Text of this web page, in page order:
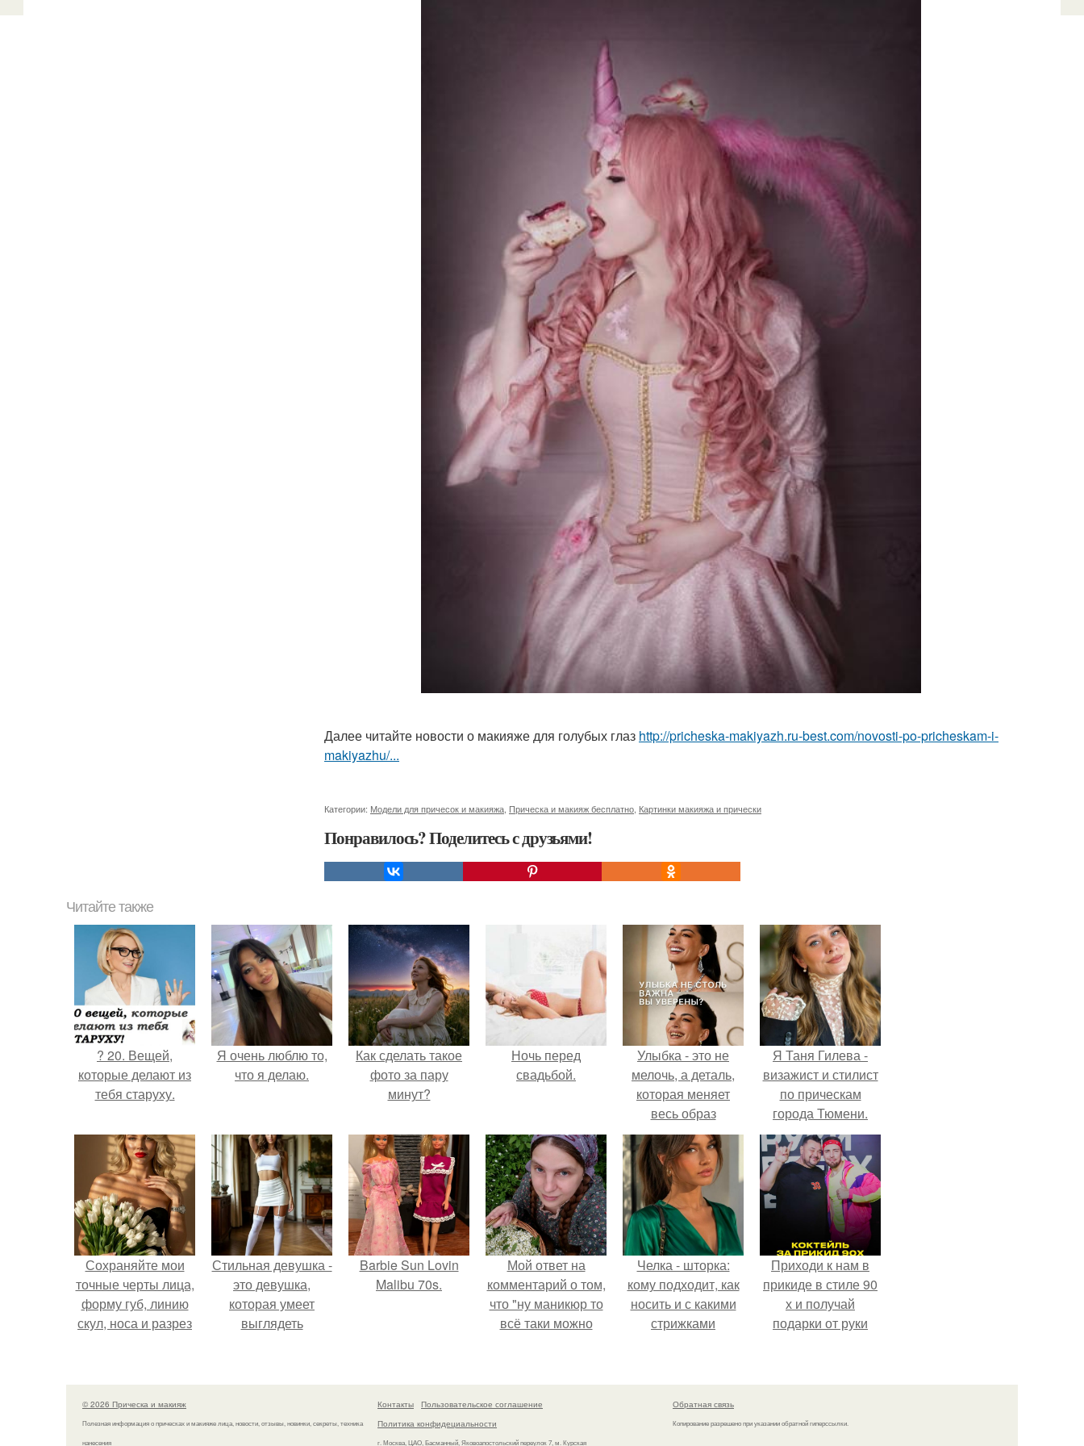
Далее читайте новости о макияже для голубых глаз http://pricheska-makiyazh.ru-best.com/novosti-po-pricheskam-i-
makiyazhu/...
Категории: Модели для причесок и макияжа Прическа и макияж бесплатно Картинки макияжа и прически
Понравилось? Поделитесь с друзьями!
Читайте также
? 20. Вещей,
которые делают из
тебя старуху.
Я очень люблю то,
что я делаю.
Как сделать такое
фото за пару
минут?
Ночь перед
свадьбой.
Улыбка - это не
мелочь, а деталь,
которая меняет
весь образ
человека.
Я Таня Гилева -
визажист и стилист
по прическам
города Тюмени.
Сохраняйте мои
точные черты лица,
форму губ, линию
скул, носа и разрез
Стильная девушка -
это девушка,
которая умеет
выглядеть
ситуации.
Barbie Sun Lovin
Malibu 70s.
Мой ответ на
комментарий о том,
что "ну маникюр то
всё таки можно
Челка - шторка:
кому подходит, как
носить и с какими
стрижками
Приходи к нам в
прикиде в стиле 90
х и получай
подарки от руки
© 2026 Прическа и макияж
Полезная информация о прическах и макияже лица, новости, отзывы, новинки, секреты, техника
нанесения
Контакты
Пользовательское соглашение
Политика конфидециальности
г. Москва, ЦАО, Басманный, Яковоапостольский переулок 7, м. Курская
Обратная связь
Копирование разрешено при указании обратной гиперссылки.